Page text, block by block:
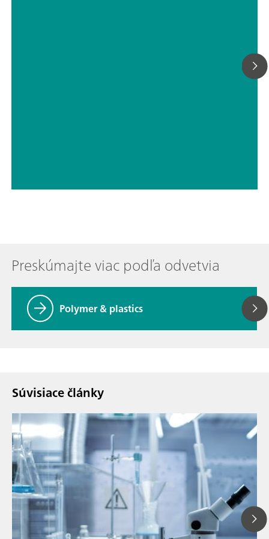
Preskúmajte viac podľa odvetvia
Polymer & plastics
Súvisiace články